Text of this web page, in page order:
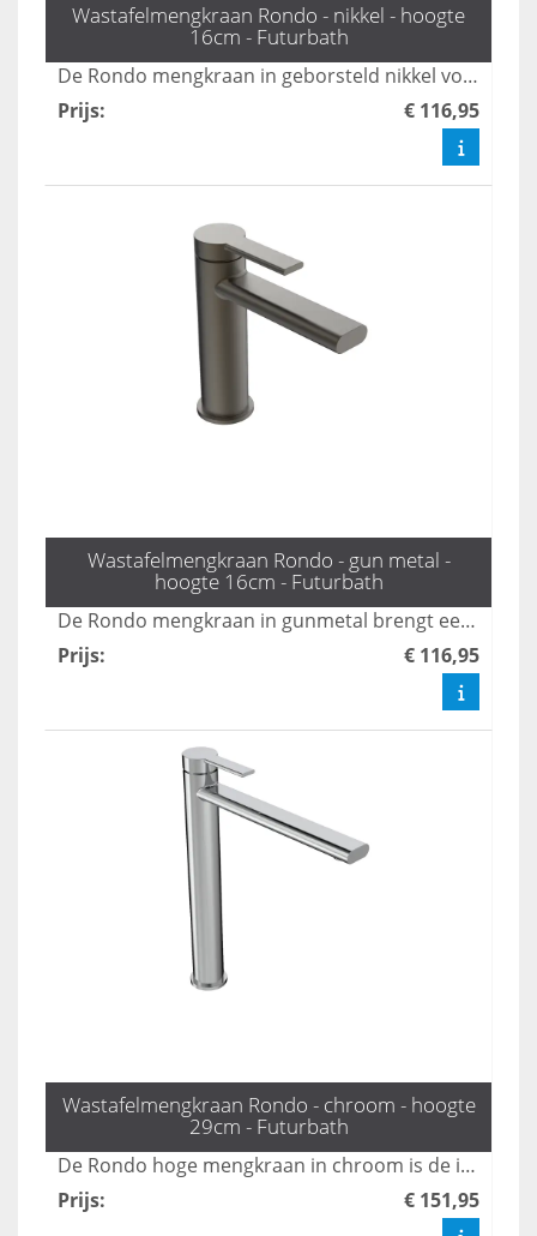
Wastafelmengkraan Rondo - nikkel - hoogte
16cm - Futurbath
De Rondo mengkraan in geborsteld nikkel voegt een elegante en luxe touch toe aan uw badkamer. Met een comfortabele hoogte van 16 cm is deze kraan ideaal voor dagelijks gebruik en combineert functionaliteit met stijl.
Prijs: € 116,95
Wastafelmengkraan Rondo - gun metal -
hoogte 16cm - Futurbath
De Rondo mengkraan in gunmetal brengt een vleugje industriële chic naar uw badkamer en is 16 cm hoog. Deze kraan verenigt een stijlvolle uitstraling met praktische functionaliteit, waardoor hij een perfecte aanvulling is voor elke moderne badkamer. Upgrade uw ruimte met deze unieke, designgerichte oplossing.
Prijs: € 116,95
Wastafelmengkraan Rondo - chroom - hoogte
29cm - Futurbath
De Rondo hoge mengkraan in chroom is de ideale keuze voor opzetwastafels en diepe kommen, dankzij zijn indrukwekkende hoogte van 29 cm. Deze combinatie van stijl en functionaliteit maakt het een must-have voor elke moderne badkamer. Upgrade uw sanitair met deze elegante kraan die zowel praktische als esthetische voordelen biedt.
Prijs: € 151,95